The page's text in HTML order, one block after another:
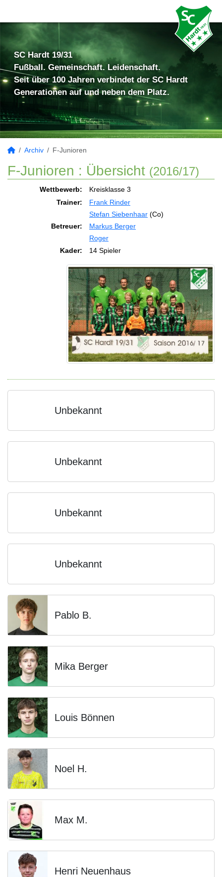
SC Hardt 19/31
Fußball. Gemeinschaft. Leidenschaft.
Seit über 100 Jahren verbindet der SC Hardt
Generationen auf und neben dem Platz.
Archiv F-Junioren
F-Junioren : Übersicht (2016/17)
Wettbewerb:
Kreisklasse 3
Trainer:
Frank Rinder
Stefan Siebenhaar (Co)
Betreuer:
Markus Berger
Roger
Kader:
14 Spieler
Unbekannt
Unbekannt
Unbekannt
Unbekannt
Pablo B.
Mika Berger
Louis Bönnen
Noel H.
Max M.
Henri Neuenhaus